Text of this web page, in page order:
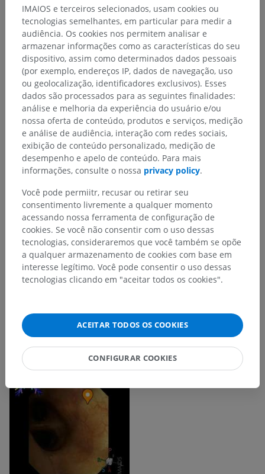
meio da liberação de mediadores broncoativos.
A tradução está incorreta? RELATAR
Galeria
IMAIOS e terceiros selecionados, usam cookies ou
tecnologias semelhantes, em particular para medir a
audiência. Os cookies nos permitem analisar e
armazenar informações como as características do seu
dispositivo, assim como determinados dados pessoais
(por exemplo, endereços IP, dados de navegação, uso
ou geolocalização, identificadores exclusivos). Esses
dados são processados para as seguintes finalidades:
análise e melhoria da experiência do usuário e/ou
nossa oferta de conteúdo, produtos e serviços, medição
e análise de audiência, interação com redes sociais,
exibição de conteúdo personalizado, medição de
desempenho e apelo de conteúdo. Para mais
informações, consulte o nossa privacy policy.
Você pode permiitr, recusar ou retirar seu
consentimento livremente a qualquer momento
acessando nossa ferramenta de configuração de
cookies. Se você não consentir com o uso dessas
tecnologias, consideraremos que você também se opõe
a qualquer armazenamento de cookies com base em
interesse legítimo. Você pode consentir o uso dessas
tecnologias clicando em "aceitar todos os cookies".
ACEITAR TODOS OS COOKIES
CONFIGURAR COOKIES